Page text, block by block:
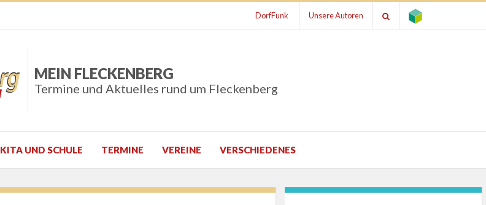
DorfFunk Unsere Autoren
MEIN FLECKENBERG
Termine und Aktuelles rund um Fleckenberg
KITA UND SCHULE TERMINE VEREINE VERSCHIEDENES